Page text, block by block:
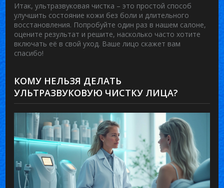
Итак, ультразвуковая чистка – это простой способ
улучшить состояние кожи без боли и длительного
восстановления. Попробуйте один раз в нашем салоне,
оцените результат и решите, насколько часто хотите
включать её в свой уход. Ваше лицо скажет вам
спасибо!
КОМУ НЕЛЬЗЯ ДЕЛАТЬ
УЛЬТРАЗВУКОВУЮ ЧИСТКУ ЛИЦА?